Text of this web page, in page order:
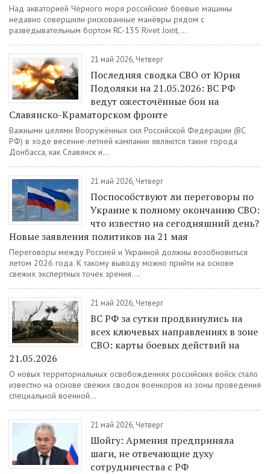
Над акваторией Чёрного моря российские боевые машины
недавно совершили рискованные манёвры рядом с
разведывательным бортом RC-135 Rivet Joint,...
21 май 2026, Четверг
Последняя сводка СВО от Юрия
Подоляки на 21.05.2026: ВС РФ
ведут ожесточённые бои на
Славянско-Краматорском фронте
Важными целями Вооружённых сил Российской Федерации (ВС
РФ) в ходе весенне-летней кампании являются такие города
Донбасса, как Славянск и...
21 май 2026, Четверг
Поспособствуют ли переговоры по
Украине к полному окончанию СВО:
что известно на сегодняшний день?
Новые заявления политиков на 21 мая
Переговоры между Россией и Украиной должны возобновиться
летом 2026 года. К такому выводу можно прийти на основе
свежих экспертных точек зрения....
21 май 2026, Четверг
ВС РФ за сутки продвинулись на
всех ключевых направлениях в зоне
СВО: карты боевых действий на
21.05.2026
О новых территориальных освобождениях российских войск стало
известно на основе свежих сводок военкоров из зоны проведения
специальной военной...
21 май 2026, Четверг
Шойгу: Армения предприняла
шаги, не отвечающие духу
сотрудничества с РФ